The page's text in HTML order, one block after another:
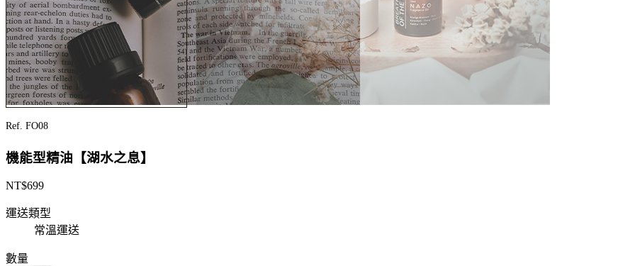
Ref. FO08
機能型精油【湖水之息】
NT$699
運送類型
常溫運送
數量